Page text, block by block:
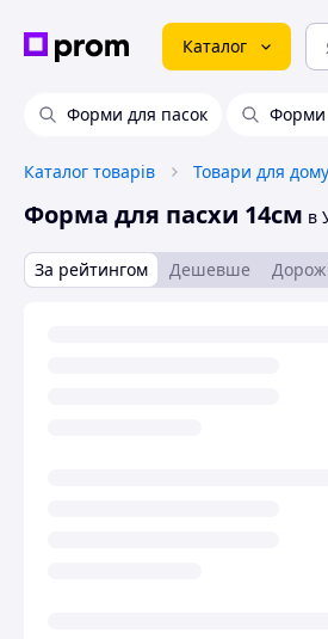
Каталог
Форми для пасок Форми
Каталог товарів Товари для дому
Форма для пасхи 14см в
За рейтингом Дешевше